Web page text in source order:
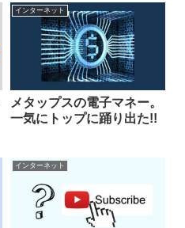
インターネット
メタップスの電子マネー。
一気にトップに踊り出た!!
インターネット